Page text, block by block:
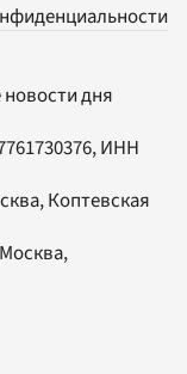
новости дня
ИНН
Коптевская
Москва,